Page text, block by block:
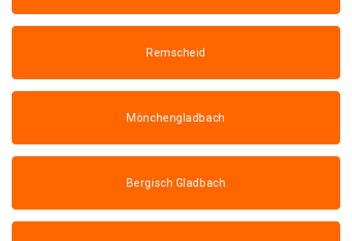
Remscheid
Mönchengladbach
Bergisch Gladbach